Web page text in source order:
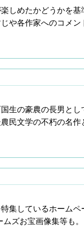
しめたかどうかを
や各作家へのコメ
生の豪農の長男と
民文学の不朽の名作
集しているホーム
ズお宝画像集等も。